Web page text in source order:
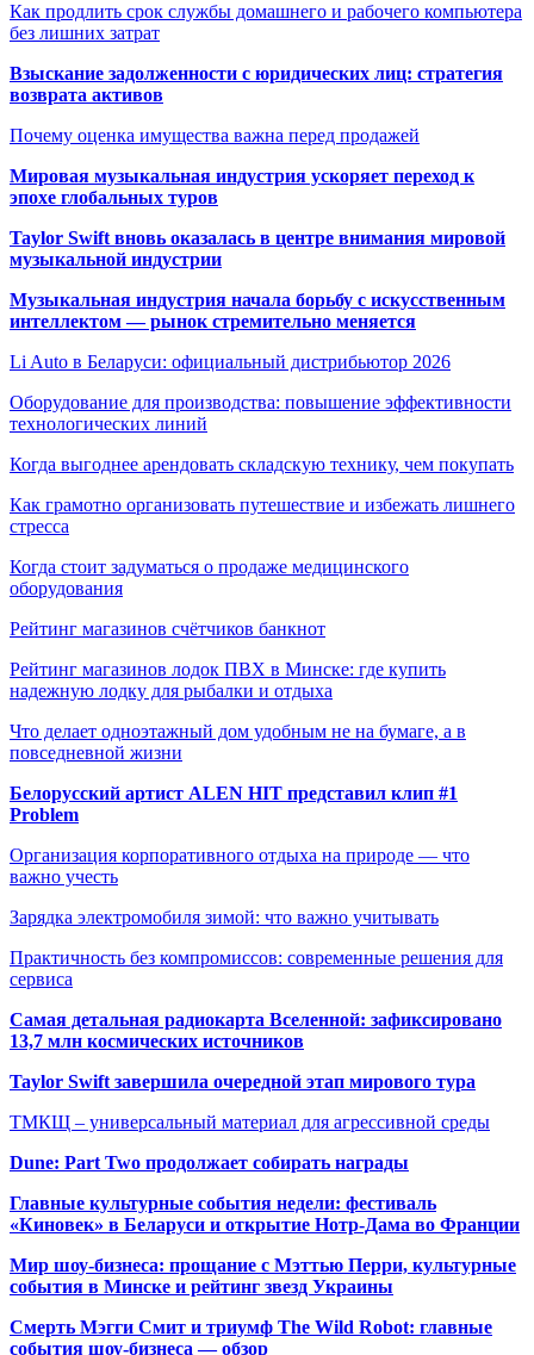
Как продлить срок службы домашнего и рабочего компьютера
без лишних затрат
Взыскание задолженности с юридических лиц: стратегия
возврата активов
Почему оценка имущества важна перед продажей
Мировая музыкальная индустрия ускоряет переход к
эпохе глобальных туров
Taylor Swift вновь оказалась в центре внимания мировой
музыкальной индустрии
Музыкальная индустрия начала борьбу с искусственным
интеллектом — рынок стремительно меняется
Li Auto в Беларуси: официальный дистрибьютор 2026
Оборудование для производства: повышение эффективности
технологических линий
Когда выгоднее арендовать складскую технику, чем покупать
Как грамотно организовать путешествие и избежать лишнего
стресса
Когда стоит задуматься о продаже медицинского
оборудования
Рейтинг магазинов счётчиков банкнот
Рейтинг магазинов лодок ПВХ в Минске: где купить
надежную лодку для рыбалки и отдыха
Что делает одноэтажный дом удобным не на бумаге, а в
повседневной жизни
Белорусский артист ALEN HIT представил клип #1
Problem
Организация корпоративного отдыха на природе — что
важно учесть
Зарядка электромобиля зимой: что важно учитывать
Практичность без компромиссов: современные решения для
сервиса
Самая детальная радиокарта Вселенной: зафиксировано
13,7 млн космических источников
Taylor Swift завершила очередной этап мирового тура
ТМКЩ – универсальный материал для агрессивной среды
Dune: Part Two продолжает собирать награды
Главные культурные события недели: фестиваль
«Киновек» в Беларуси и открытие Нотр-Дама во Франции
Мир шоу-бизнеса: прощание с Мэттью Перри, культурные
события в Минске и рейтинг звезд Украины
Смерть Мэгги Смит и триумф The Wild Robot: главные
события шоу-бизнеса — обзор